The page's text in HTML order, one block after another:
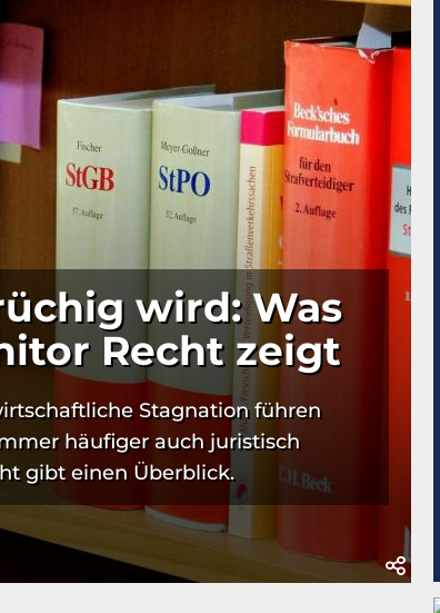
wird: Was
Recht zeigt
Stagnation führen
häufiger auch juristisch
gibt einen Überblick.